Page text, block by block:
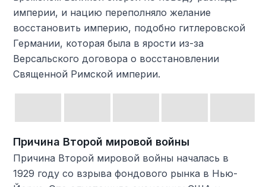
империи, и нацию переполняло желание
восстановить империю, подобно гитлеровской
Германии, которая была в ярости из-за
Версальского договора о восстановлении
Священной Римской империи.
Причина Второй мировой войны
Причина Второй мировой войны началась в
1929 году со взрыва фондового рынка в Нью-